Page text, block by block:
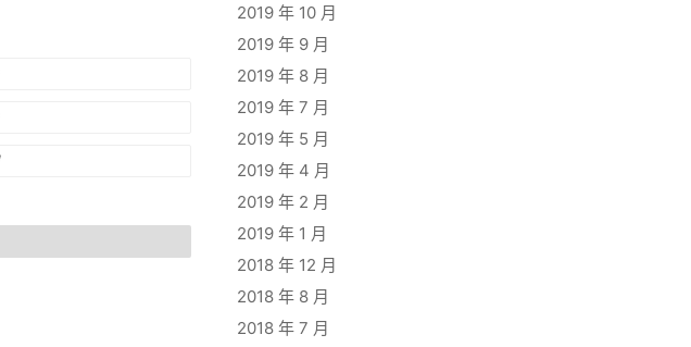
2019 年 10 月
2019 年 9 月
2019 年 8 月
2019 年 7 月
2019 年 5 月
2019 年 4 月
2019 年 2 月
2019 年 1 月
2018 年 12 月
2018 年 8 月
2018 年 7 月